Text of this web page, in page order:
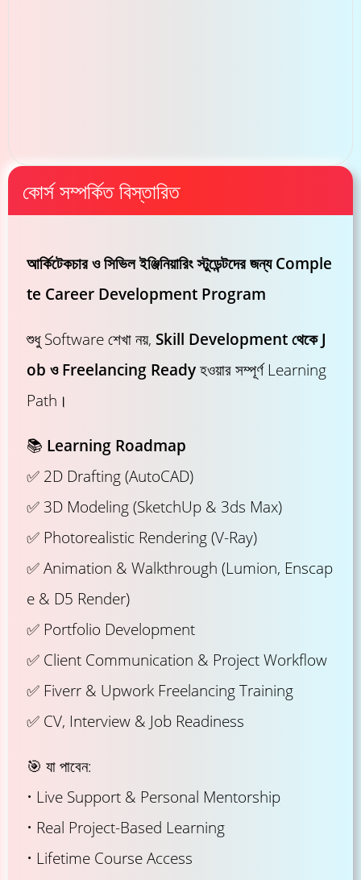
কোর্স সম্পর্কিত বিস্তারিত
আর্কিটেকচার ও সিভিল ইঞ্জিনিয়ারিং স্টুডেন্টদের জন্য Comple
te Career Development Program
শুধু Software শেখা নয়, Skill Development থেকে J
ob ও Freelancing Readyহওয়ার সম্পূর্ণ Learning
Path।
📚 Learning Roadmap
✅ 2D Drafting (AutoCAD)
✅ 3D Modeling (SketchUp & 3ds Max)
✅ Photorealistic Rendering (V-Ray)
✅ Animation & Walkthrough (Lumion, Enscap
e & D5 Render)
✅ Portfolio Development
✅ Client Communication & Project Workflow
✅ Fiverr & Upwork Freelancing Training
✅ CV, Interview & Job Readiness
🎯 যা পাবেন:
• Live Support & Personal Mentorship
• Real Project-Based Learning
• Lifetime Course Access